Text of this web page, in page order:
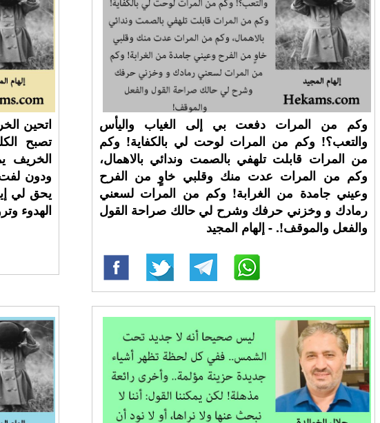
اتحين
تصبح
الخريف
ودون
يحق لي
الهدوء
وكم من المرات دفعت بي إلى الغياب واليأس
والتعب؟! وكم من المرات لوحت لي بالكفاية! وكم
من المرات قابلت تلهفي بالصمت وندائي بالاهمال،
وكم من المرات عدت منك وقلبي خاوٍ من الفرح
وعيني جامدة من الغرابة! وكم من المرات لسعني
رمادك و وخزني حرفك وشرح لي حالك صراحة القول
والفعل والموقف!. - إلهام المجيد